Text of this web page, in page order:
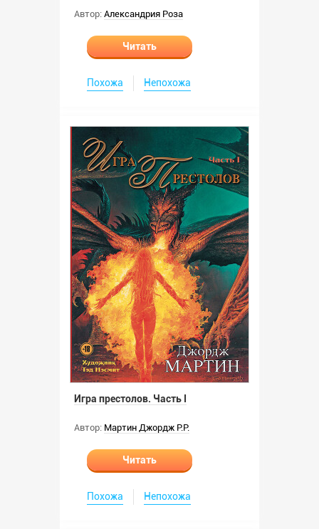
Автор: Александрия Роза
Читать
Похожа Непохожа
Игра престолов. Часть I
Автор: Мартин Джордж Р.Р.
Читать
Похожа Непохожа